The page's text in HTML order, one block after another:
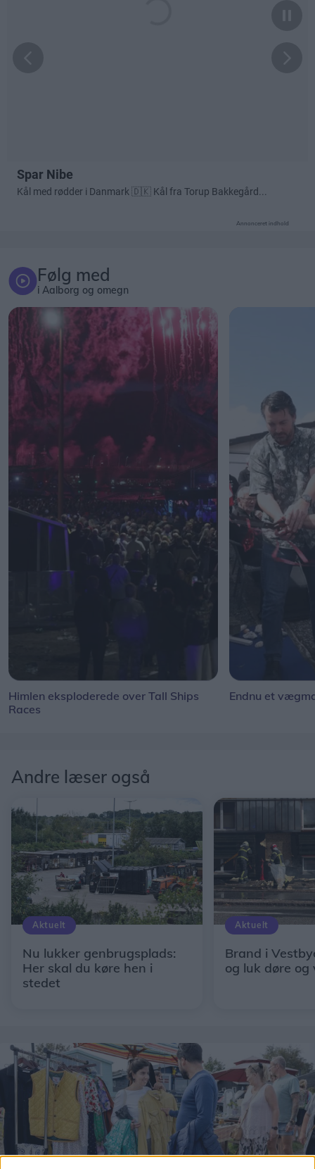
Annonceret indhold
Følg med
i Aalborg og omegn
Himlen eksploderede over Tall Ships
Races
Endnu et
Andre læser også
Aktuelt
Nu lukker genbrugsplads:
Her skal du køre hen i
stedet
Aktuelt
Brand i
og luk døre og